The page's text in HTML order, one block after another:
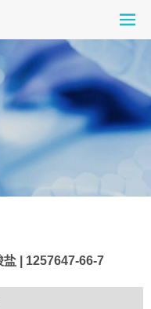
| 1257647-66-7